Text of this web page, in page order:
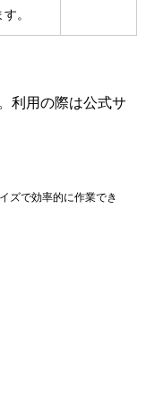
。
利用の際は公式サ
ズで効率的に作業でき